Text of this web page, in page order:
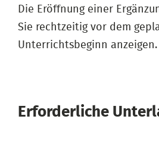
Die Eröffnung einer
Sie rechtzeitig vor dem
Unterrichtsbeginn anzeigen.
Erforderliche